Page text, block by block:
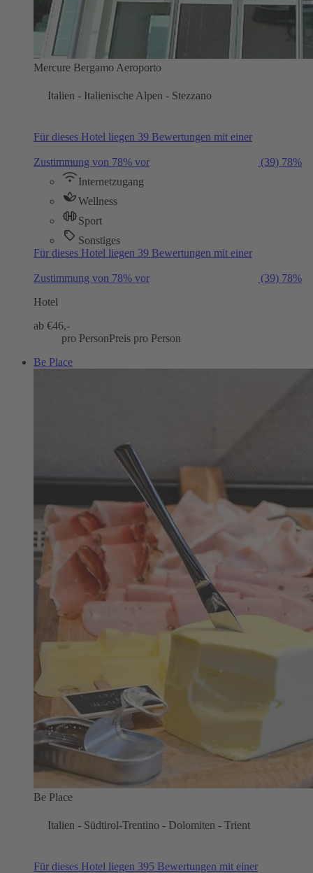
Mercure Bergamo Aeroporto
Italien - Italienische Alpen - Stezzano
Für dieses Hotel liegen 39 Bewertungen mit einer
Zustimmung von 78% vor (39) 78%
Internetzugang
Wellness
Sport
Sonstiges
Für dieses Hotel liegen 39 Bewertungen mit einer
Zustimmung von 78% vor (39) 78%
Hotel
ab €46,-
pro PersonPreis pro Person
Be Place
Be Place
Italien - Südtirol-Trentino - Dolomiten - Trient
Für dieses Hotel liegen 395 Bewertungen mit einer